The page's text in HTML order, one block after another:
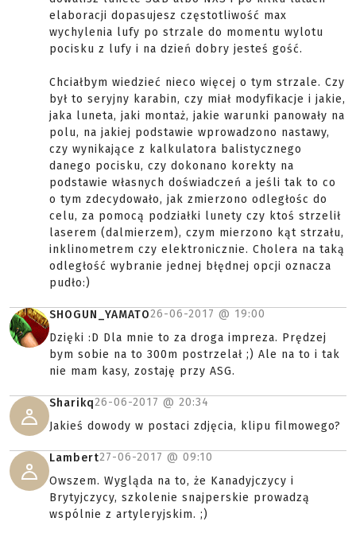
elaboracji dopasujesz częstotliwość max
wychylenia lufy po strzale do momentu wylotu
pocisku z lufy i na dzień dobry jesteś gość.
Chciałbym wiedzieć nieco więcej o tym strzale. Czy
był to seryjny karabin, czy miał modyfikacje i jakie,
jaka luneta, jaki montaż, jakie warunki panowały na
polu, na jakiej podstawie wprowadzono nastawy,
czy wynikające z kalkulatora balistycznego
danego pocisku, czy dokonano korekty na
podstawie własnych doświadczeń a jeśli tak to co
o tym zdecydowało, jak zmierzono odległośc do
celu, za pomocą podziałki lunety czy ktoś strzelił
laserem (dalmierzem), czym mierzono kąt strzału,
inklinometrem czy elektronicznie. Cholera na taką
odległość wybranie jednej błędnej opcji oznacza
pudło:)
SHOGUN_YAMATO26-06-2017 @ 19:00
Dzięki :D Dla mnie to za droga impreza. Prędzej
bym sobie na to 300m postrzelał ;) Ale na to i tak
nie mam kasy, zostaję przy ASG.
Sharikq26-06-2017 @ 20:34
Jakieś dowody w postaci zdjęcia, klipu filmowego?
Lambert27-06-2017 @ 09:10
Owszem. Wygląda na to, że Kanadyjczycy i
Brytyjczycy, szkolenie snajperskie prowadzą
wspólnie z artyleryjskim. ;)